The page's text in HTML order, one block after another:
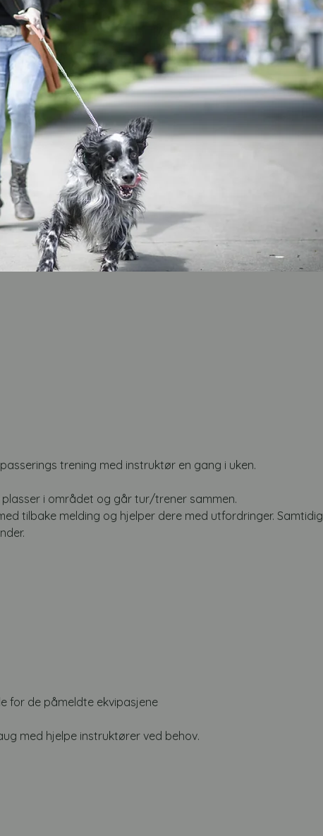
trening med instruktør en gang i uken.
i området og går tur/trener sammen.
tilbake melding og hjelper dere med utfordringer. Samtidig
for de påmeldte ekvipasjene
med hjelpe instruktører ved behov.